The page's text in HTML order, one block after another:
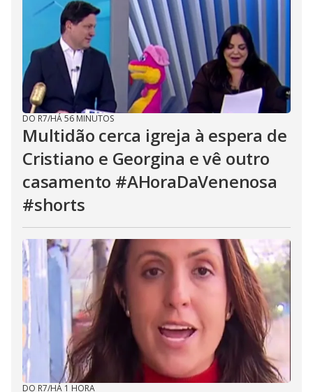
o
DO R7/HÁ 56 MINUTOS
Multidão cerca igreja à espera de
Cristiano e Georgina e vê outro
casamento #AHoraDaVenenosa
#shorts
DO R7/HÁ 1 HORA